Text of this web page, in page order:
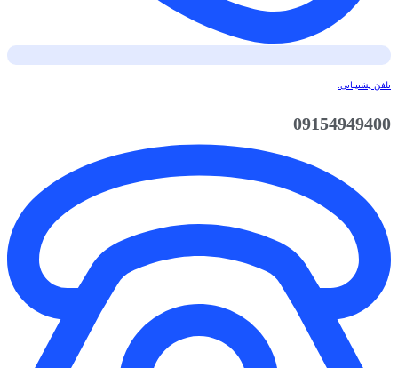
تلفن پشتیبانی:
09154949400